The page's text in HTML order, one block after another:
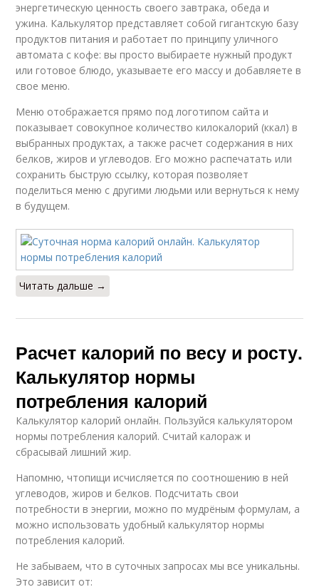
энергетическую ценность своего завтрака, обеда и
ужина. Калькулятор представляет собой гигантскую базу
продуктов питания и работает по принципу уличного
автомата с кофе: вы просто выбираете нужный продукт
или готовое блюдо, указываете его массу и добавляете в
свое меню.
Меню отображается прямо под логотипом сайта и
показывает совокупное количество килокалорий (ккал) в
выбранных продуктах, а также расчет содержания в них
белков, жиров и углеводов. Его можно распечатать или
сохранить быструю ссылку, которая позволяет
поделиться меню с другими людьми или вернуться к нему
в будущем.
Читать дальше →
Расчет калорий по весу и росту.
Калькулятор нормы
потребления калорий
Калькулятор калорий онлайн. Пользуйся калькулятором
нормы потребления калорий. Считай калораж и
сбрасывай лишний жир.
Напомню, чтопищи исчисляется по соотношению в ней
углеводов, жиров и белков. Подсчитать свои
потребности в энергии, можно по мудрёным формулам, а
можно использовать удобный калькулятор нормы
потребления калорий.
Не забываем, что в суточных запросах мы все уникальны.
Это зависит от: